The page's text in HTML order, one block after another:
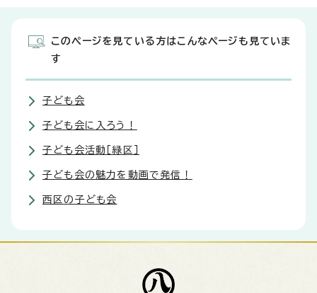
このページを見ている方はこんなページも見ていま
す
子ども会
子ども会に入ろう！
子ども会活動［緑区］
子ども会の魅力を動画で発信！
西区の子ども会